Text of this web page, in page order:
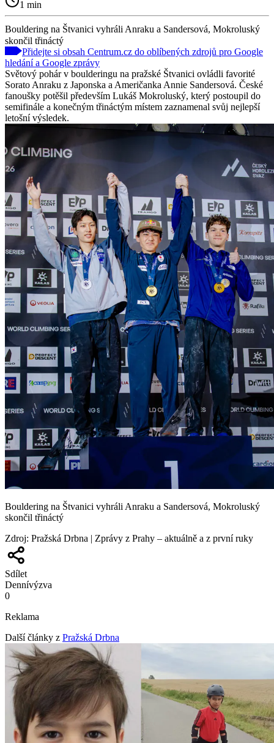
1 min
Bouldering na Štvanici vyhráli Anraku a Sandersová, Mokroluský
skončil třináctý
Přidejte si obsah Centrum.cz do oblíbených zdrojů pro Google
hledání a Google zprávy
Světový pohár v boulderingu na pražské Štvanici ovládli favorité
Sorato Anraku z Japonska a Američanka Annie Sandersová. České
fanoušky potěšil především Lukáš Mokroluský, který postoupil do
semifinále a konečným třináctým místem zaznamenal svůj nejlepší
letošní výsledek.
Bouldering na Štvanici vyhráli Anraku a Sandersová, Mokroluský
skončil třináctý
Zdroj: Pražská Drbna | Zprávy z Prahy – aktuálně a z první ruky
Sdílet
Dennívýzva
0
Reklama
Další články z Pražská Drbna